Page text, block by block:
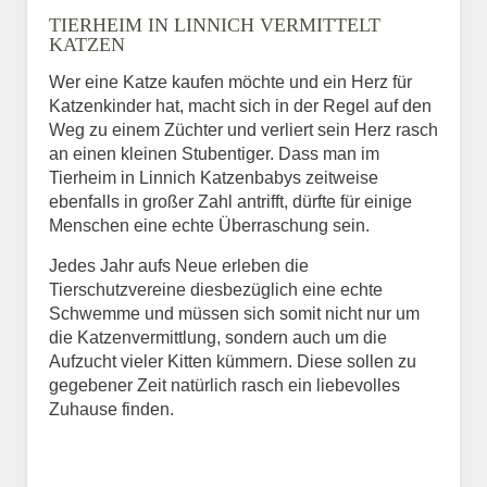
BILD HOCHLADEN
Vermisst seit
Ort des Verschwindens
TIERHEIM IN LINNICH VERMITTELT
KATZEN
Wer eine Katze kaufen möchte und ein Herz für
Katzenkinder hat, macht sich in der Regel auf den
Weg zu einem Züchter und verliert sein Herz rasch
an einen kleinen Stubentiger. Dass man im
Tierheim in Linnich Katzenbabys zeitweise
ebenfalls in großer Zahl antrifft, dürfte für einige
Menschen eine echte Überraschung sein.
Jedes Jahr aufs Neue erleben die
Tierschutzvereine diesbezüglich eine echte
Schwemme und müssen sich somit nicht nur um
die Katzenvermittlung, sondern auch um die
Aufzucht vieler Kitten kümmern. Diese sollen zu
gegebener Zeit natürlich rasch ein liebevolles
Zuhause finden.